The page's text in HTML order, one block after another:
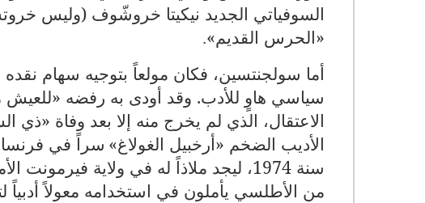
السوفياتي الجديد نيكيتا خروشّوف (وليس
«الحرس القديم».
أما سولجنتسين، فكان مولعاً بتوجيه سهام
سياسي هاوٍ للأدب. وقد أودى به رفضه
الأديب الضخم «أرخبيل الغولاغ» سراً في
سنة 1974، ليجد ملاذاً له في ولاية
من الأطلسي يأملون في استخدامه معولاً